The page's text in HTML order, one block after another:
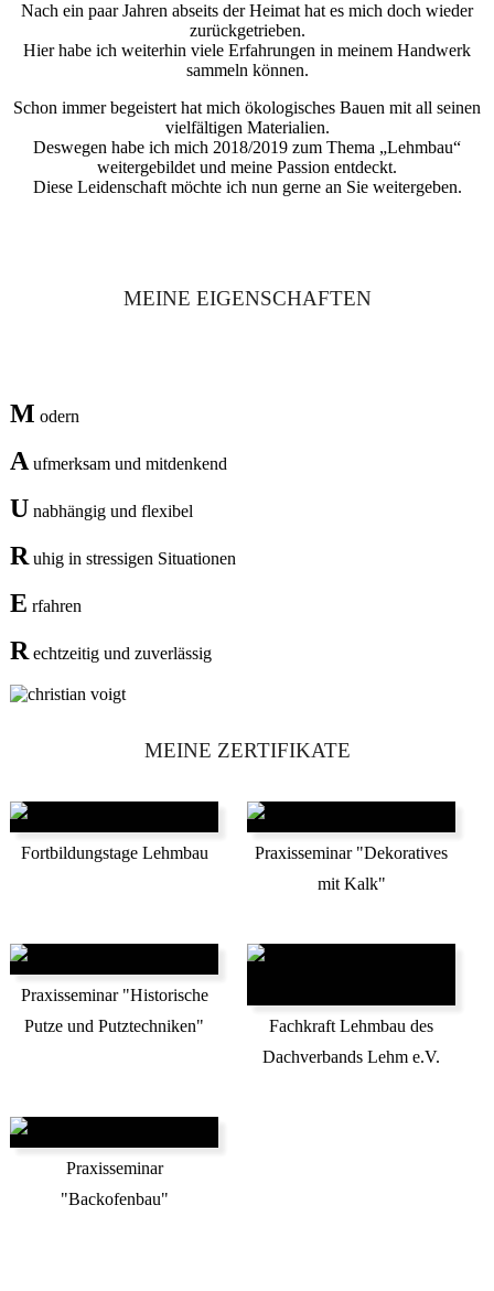
Nach ein paar Jahren abseits der Heimat hat es mich doch wieder
zurückgetrieben.
Hier habe ich weiterhin viele Erfahrungen in meinem Handwerk
sammeln können.
Schon immer begeistert hat mich ökologisches Bauen mit all seinen
vielfältigen Materialien.
Deswegen habe ich mich 2018/2019 zum Thema „Lehmbau“
weitergebildet und meine Passion entdeckt.
Diese Leidenschaft möchte ich nun gerne an Sie weitergeben.
MEINE EIGENSCHAFTEN
M odern
A ufmerksam und mitdenkend
U nabhängig und flexibel
R uhig in stressigen Situationen
E rfahren
R echtzeitig und zuverlässig
MEINE ZERTIFIKATE
Fortbildungstage Lehmbau
Praxisseminar "Dekoratives
mit Kalk"
Praxisseminar "Historische
Putze und Putztechniken"
Fachkraft Lehmbau des
Dachverbands Lehm e.V.
Praxisseminar
"Backofenbau"